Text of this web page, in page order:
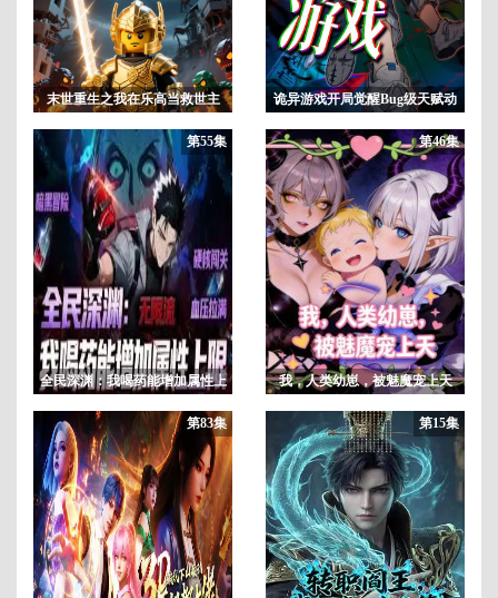
末世重生之我在乐高当救世主
诡异游戏开局觉醒Bug级天赋动
第55集
全民深渊：我喝药能增加属性上
第46集
我，人类幼崽，被魅魔宠上天
第83集
第15集